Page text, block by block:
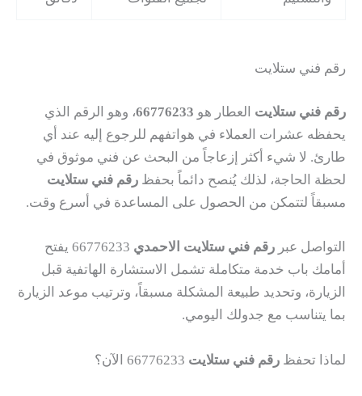
رقم فني ستلايت
رقم فني ستلايت العطار هو 66776233، وهو الرقم الذي
يحفظه عشرات العملاء في هواتفهم للرجوع إليه عند أي
طارئ. لا شيء أكثر إزعاجاً من البحث عن فني موثوق في
لحظة الحاجة، لذلك يُنصح دائماً بحفظ رقم فني ستلايت
مسبقاً لتتمكن من الحصول على المساعدة في أسرع وقت.
التواصل عبر رقم فني ستلايت الاحمدي
66776233 يفتح
أمامك باب خدمة متكاملة تشمل الاستشارة الهاتفية قبل
الزيارة، وتحديد طبيعة المشكلة مسبقاً، وترتيب موعد الزيارة
بما يتناسب مع جدولك اليومي.
لماذا تحفظ رقم فني ستلايت